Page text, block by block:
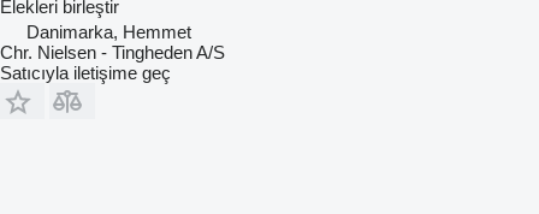
Elekleri birleştir
Danimarka, Hemmet
Chr. Nielsen - Tingheden A/S
Satıcıyla iletişime geç